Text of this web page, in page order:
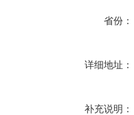
省份：
详细地址：
补充说明：